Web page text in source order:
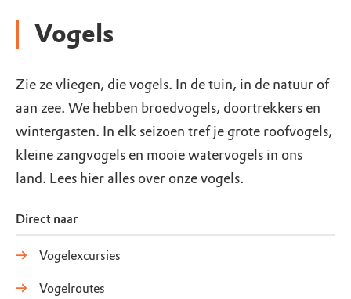
Vogels
Zie ze vliegen, die vogels. In de tuin, in de natuur of
aan zee. We hebben broedvogels, doortrekkers en
wintergasten. In elk seizoen tref je grote roofvogels,
kleine zangvogels en mooie watervogels in ons
land. Lees hier alles over onze vogels.
Direct naar
Vogelexcursies
Vogelroutes